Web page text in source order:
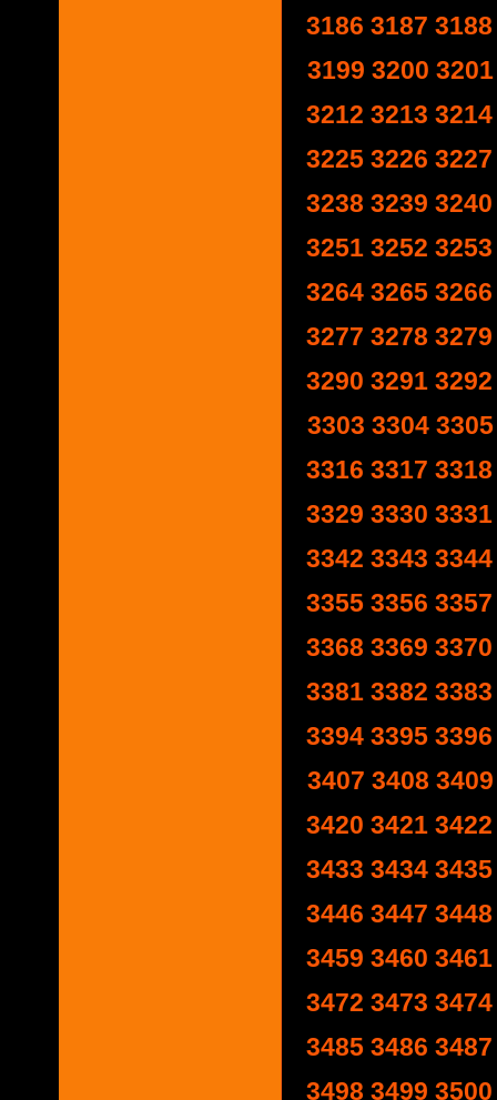
3186 3187 3188
3199 3200 3201
3212 3213 3214
3225 3226 3227
3238 3239 3240
3251 3252 3253
3264 3265 3266
3277 3278 3279
3290 3291 3292
3303 3304 3305
3316 3317 3318
3329 3330 3331
3342 3343 3344
3355 3356 3357
3368 3369 3370
3381 3382 3383
3394 3395 3396
3407 3408 3409
3420 3421 3422
3433 3434 3435
3446 3447 3448
3459 3460 3461
3472 3473 3474
3485 3486 3487
3498 3499 3500